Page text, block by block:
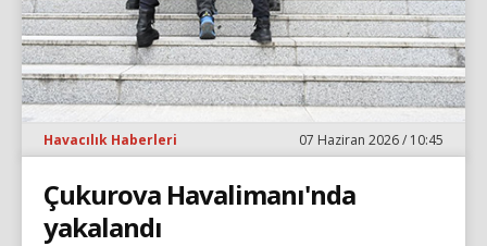
Havacılık Haberleri 07 Haziran 2026 / 10:45
Çukurova Havalimanı'nda
yakalandı